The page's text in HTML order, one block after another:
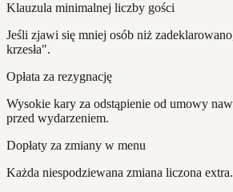
Klauzula minimalnej liczby gości
Jeśli zjawi się mniej osób niż
krzesła".
Opłata za rezygnację
Wysokie kary za odstąpienie od umowy
przed wydarzeniem.
Dopłaty za zmiany w menu
Każda niespodziewana zmiana liczona extra.